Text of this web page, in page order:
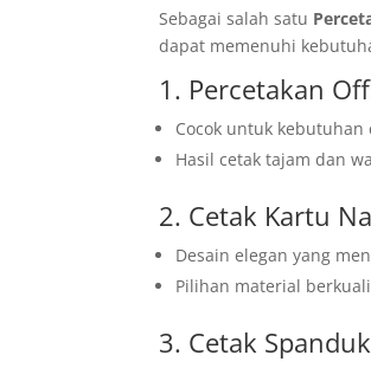
Sebagai salah satu
dapat memenuhi
1. Percetakan
Cocok untuk
Hasil cetak tajam dan
2. Cetak Kartu
Desain elegan yang
Pilihan material
3. Cetak